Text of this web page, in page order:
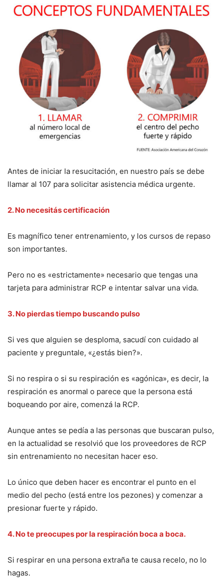
Antes de iniciar la resucitación, en nuestro país se debe
llamar al 107 para solicitar asistencia médica urgente.
2. No necesitás certificación
Es magnífico tener entrenamiento, y los cursos de repaso
son importantes.
Pero no es «estrictamente» necesario que tengas una
tarjeta para administrar RCP e intentar salvar una vida.
3. No pierdas tiempo buscando pulso
Si ves que alguien se desploma, sacudí con cuidado al
paciente y preguntale, «¿estás bien?».
Si no respira o si su respiración es «agónica», es decir, la
respiración es anormal o parece que la persona está
boqueando por aire, comenzá la RCP.
Aunque antes se pedía a las personas que buscaran pulso,
en la actualidad se resolvió que los proveedores de RCP
sin entrenamiento no necesitan hacer eso.
Lo único que deben hacer es encontrar el punto en el
medio del pecho (está entre los pezones) y comenzar a
presionar fuerte y rápido.
4. No te preocupes por la respiración boca a boca.
Si respirar en una persona extraña te causa recelo, no lo
hagas.